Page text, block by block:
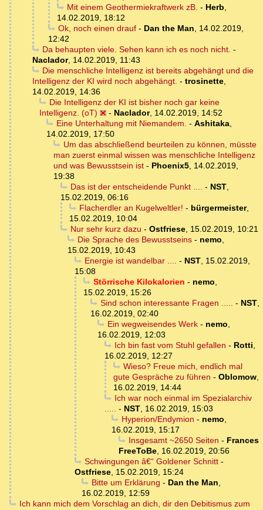
Mit einem Geothermiekraftwerk zB. - Herb,
14.02.2019, 18:12
Ok, noch einen drauf- Dan the Man, 14.02.2019,
12:42
Da behaupten viele. Sehen kann ich es noch nicht. -
Naclador, 14.02.2019, 11:43
Die menschliche Intelligenz ist bereits abgehängt und die
Intelligenz der KI wird noch abgehängt. - trosinette,
14.02.2019, 14:36
Die Intelligenz der KI ist bisher noch gar keine
Intelligenz. (oT)
- Naclador, 14.02.2019, 14:52
Eine Unterhaltung mit Niemandem. - Ashitaka,
14.02.2019, 17:50
Um das abschließend beurteilen zu können, müsste
man zuerst einmal wissen was menschliche Intelligenz
und was Bewusstsein ist - Phoenix5, 14.02.2019,
19:38
Das ist der entscheidende Punkt .... - NST,
15.02.2019, 06:16
Flacherdler an Kugelweltler! - bürgermeister,
15.02.2019, 10:04
Nur sehr kurz dazu - Ostfriese, 15.02.2019, 10:21
Die Sprache des Bewusstseins- nemo,
15.02.2019, 10:43
Energie ist wandelbar .... - NST, 15.02.2019,
15:08
Störrische Kilokalorien - nemo,
15.02.2019, 15:26
Sind schon interessante Fragen ..... - NST,
16.02.2019, 02:40
Ein wegweisendes Werk- nemo,
16.02.2019, 12:03
Ich bin fast vom Stuhl gefallen - Rotti,
16.02.2019, 12:27
Wieso? Freue mich, endlich mal
gute Gespräche zu führen - Oblomow,
16.02.2019, 14:44
Ich war noch einmal im Spezialarchiv
..... - NST, 16.02.2019, 15:03
Hyperion/Endymion - nemo,
16.02.2019, 15:17
Insgesamt ~2650 Seiten - Frances
FreeToBe, 16.02.2019, 20:56
Schwingungen â€“ Goldener Schnitt-
Ostfriese, 15.02.2019, 15:24
Bitte um Erklärung - Dan the Man,
16.02.2019, 12:59
Ich kann mich dem Vorschlag an dich, dir den Debitismus zum